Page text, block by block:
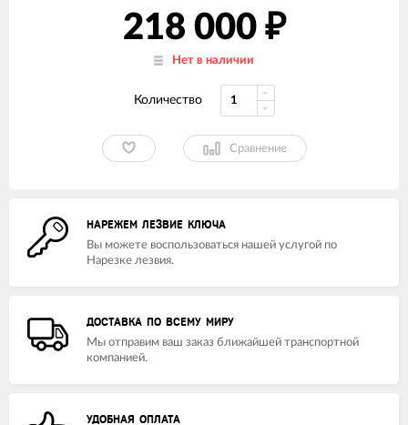
218 000 ₽
Нет в наличии
Количество
Сравнение
НАРЕЖЕМ ЛЕЗВИЕ КЛЮЧА
Вы можете воспользоваться нашей услугой по
Нарезке лезвия.
ДОСТАВКА ПО ВСЕМУ МИРУ
Мы отправим ваш заказ ближайшей транспортной
компанией.
УДОБНАЯ ОПЛАТА